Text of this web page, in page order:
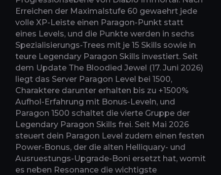
Erreichen der Maximalstufe 60 gewaehrt jede
volle XP-Leiste einen Paragon-Punkt statt
eines Levels, und die Punkte werden in sechs
Spezialisierungs-Trees mit je 15 Skills sowie in
teure Legendary Paragon Skills investiert. Seit
dem Update The Bloodied Jewel (17. Juni 2026)
liegt das Server Paragon Level bei 1500,
Charaktere darunter erhalten bis zu +1500%
Aufhol-Erfahrung mit Bonus-Leveln, und
Paragon 1500 schaltet die vierte Gruppe der
Legendary Paragon Skills frei. Seit Mai 2026
steuert dein Paragon Level zudem einen festen
Power-Bonus, der die alten Helliquary- und
Ausruestungs-Upgrade-Boni ersetzt hat, womit
es neben Resonance die wichtigste